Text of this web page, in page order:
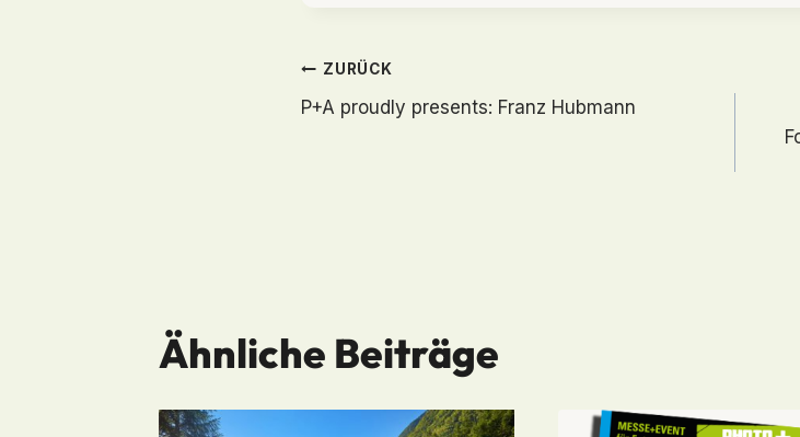
Beitragsnavigation
ZURÜCK
P+A proudly presents: Franz Hubmann
Ähnliche Beiträge